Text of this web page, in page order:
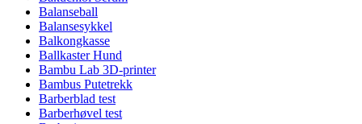
Balanseball
Balansesykkel
Balkongkasse
Ballkaster Hund
Bambu Lab 3D-printer
Bambus Putetrekk
Barberblad test
Barberhøvel test